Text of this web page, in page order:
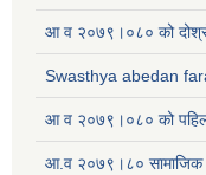
आ व २०७९।०८० को
Swasthya abedan
आ व २०७९।०८० को
आ.व २०७९।८० सामाजिक